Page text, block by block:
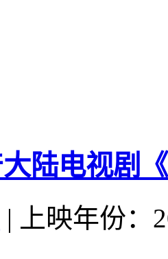
陆电视剧
|
上映年份：